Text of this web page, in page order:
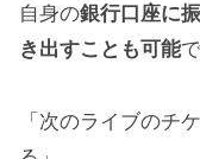
自身の銀行口座に
き出すことも可能
「次のライブのチ